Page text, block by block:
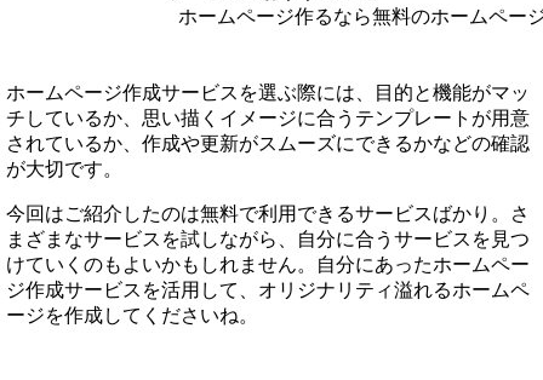
ホームページ作るなら無料のホームペー
ホームページ作成サービスを選ぶ際には、目的と機能がマッ
チしているか、思い描くイメージに合うテンプレートが用意
されているか、作成や更新がスムーズにできるかなどの確認
が大切です。
今回はご紹介したのは無料で利用できるサービスばかり。さ
まざまなサービスを試しながら、自分に合うサービスを見つ
けていくのもよいかもしれません。自分にあったホームペー
ジ作成サービスを活用して、オリジナリティ溢れるホームペ
ージを作成してくださいね。